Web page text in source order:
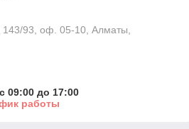
93, оф. 05-10, Алматы,
09:00 до 17:00
работы